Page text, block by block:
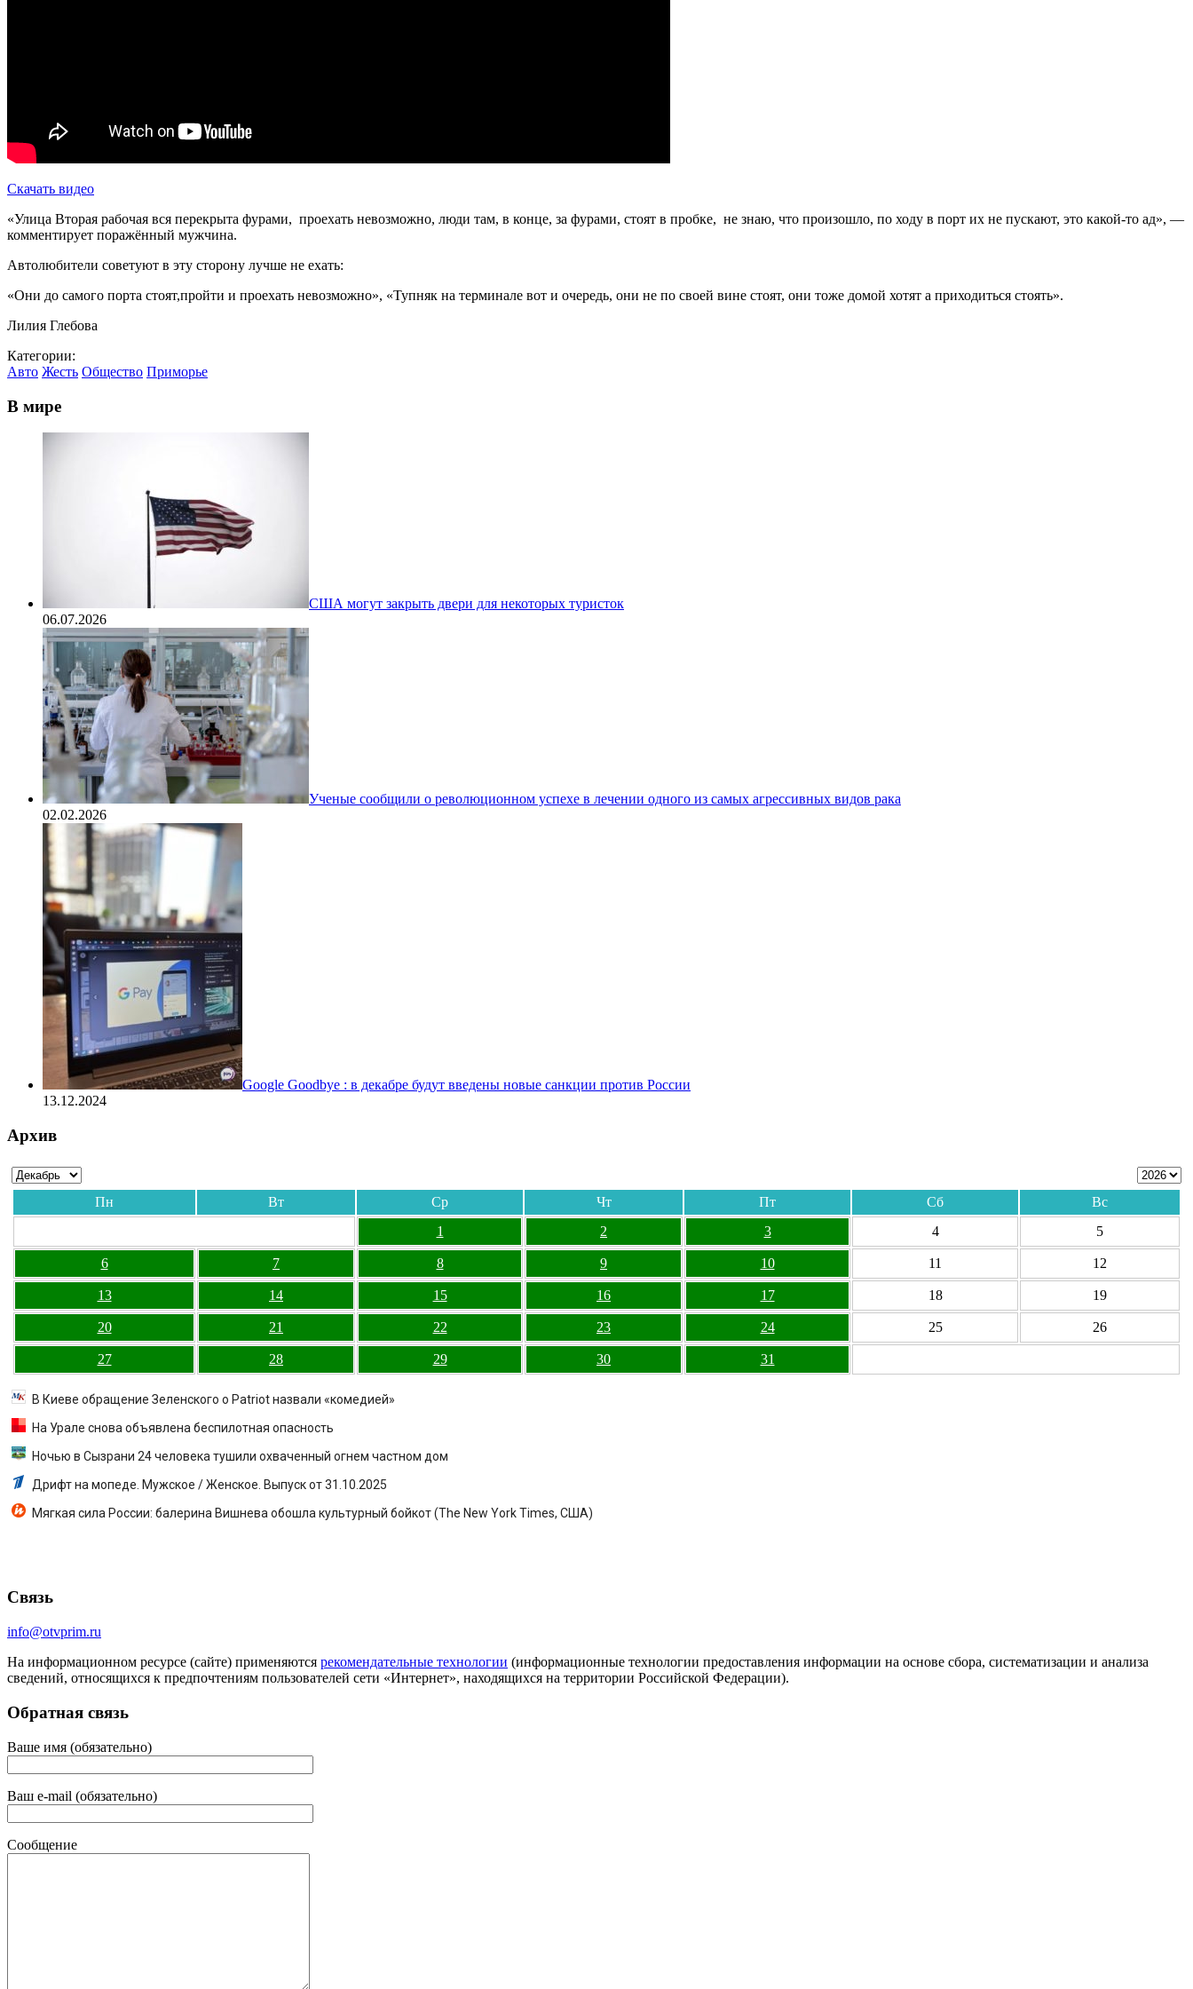
Скачать видео
«Улица Вторая рабочая вся перекрыта фурами, проехать невозможно, люди там, в конце, за фурами, стоят в пробке, не знаю, что произошло, по ходу в порт их не пускают, это какой-то ад», —
комментирует поражённый мужчина.
Автолюбители советуют в эту сторону лучше не ехать:
«Они до самого порта стоят,пройти и проехать невозможно», «Тупняк на терминале вот и очередь, они не по своей вине стоят, они тоже домой хотят а приходиться стоять».
Лилия Глебова
Категории:
Авто Жесть Общество Приморье
В мире
США могут закрыть двери для некоторых туристок
06.07.2026
Ученые сообщили о революционном успехе в лечении одного из самых агрессивных видов рака
02.02.2026
Google Goodbye : в декабре будут введены новые санкции против России
13.12.2024
Архив
Пн Вт Ср Чт Пт Сб
Вс
1
2 3 4 5
6 7 8 9 10 11 12
13 14 15 16 17 18 19
20 21 22 23 24 25 26
27 28 29 30 31
В Киеве обращение Зеленского о Patriot назвали «комедией»
На Урале снова объявлена беспилотная опасность
Ночью в Сызрани 24 человека тушили охваченный огнем частном дом
Дрифт на мопеде. Мужское / Женское. Выпуск от 31.10.2025
Мягкая сила России: балерина Вишнева обошла культурный бойкот (The New York Times, США)
Связь
info@otvprim.ru
На информационном ресурсе (сайте) применяются рекомендательные технологии (информационные технологии предоставления информации на основе сбора, систематизации и анализа
сведений, относящихся к предпочтениям пользователей сети «Интернет», находящихся на территории Российской Федерации).
Обратная связь
Ваше имя (обязательно)
Ваш e-mail (обязательно)
Сообщение